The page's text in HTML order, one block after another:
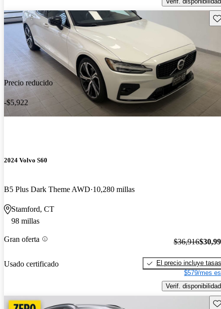
Precio reducido
-$5,922
2024 Volvo S60
B5 Plus Dark Theme AWD 10,280 millas
Stamford, CT
98 millas
Gran oferta
Usado certificado
$36,916
El precio incluye tasas
$579/mes
Verif. disponibilidad